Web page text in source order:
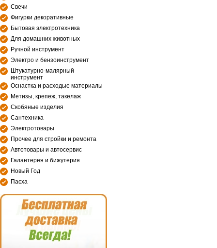
Свечи
Фигурки декоративные
Бытовая электротехника
Для домашних животных
Ручной инструмент
Электро и бензоинструмент
Штукатурно-малярный
инструмент
Оснастка и расходые материалы
Метизы, крепеж, такелаж
Скобяные изделия
Сантехника
Электротовары
Прочее для стройки и ремонта
Автотовары и автосервис
Галантерея и бижутерия
Новый Год
Пасха